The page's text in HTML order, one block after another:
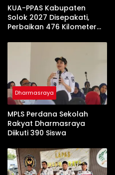
KUA-PPAS Kabupaten
Solok 2027 Disepakati,
Perbaikan 476 Kilometer
Dharmasraya
MPLS Perdana Sekolah
Rakyat Dharmasraya
Diikuti 390 Siswa